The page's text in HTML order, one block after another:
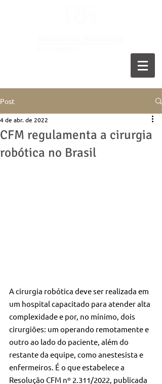
Post
CFM regulamenta a cirurgia
robótica no Brasil
4 de abr. de 2022
A cirurgia robótica deve ser realizada em
um hospital capacitado para atender alta
complexidade e por, no mínimo, dois
cirurgiões: um operando remotamente e
outro ao lado do paciente, além do
restante da equipe, como anestesista e
enfermeiros. É o que estabelece a
Resolução CFM nº 2.311/2022, publicada